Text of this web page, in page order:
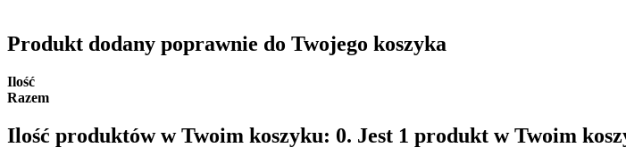
Produkt dodany poprawnie do Twojego koszyka
Ilość
Razem
Ilość produktów w Twoim koszyku: 0. Jest 1 produkt w Twoim